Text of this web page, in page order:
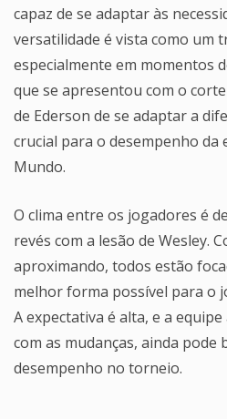
capaz de se adaptar às
versatilidade é vista como um
especialmente em momentos
que se apresentou com o corte
de Ederson de se adaptar a
crucial para o desempenho da
Mundo.
O clima entre os jogadores é
revés com a lesão de Wesley.
aproximando, todos estão
melhor forma possível para o
A expectativa é alta, e a
com as mudanças, ainda
desempenho no torneio.